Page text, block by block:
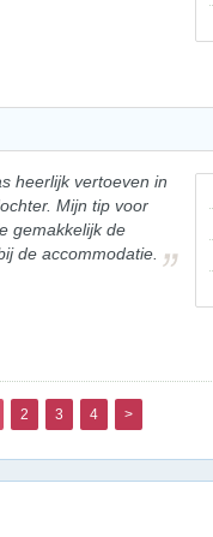
heerlijk vertoeven in
Mijn tip voor
gemakkelijk de
de accommodatie.
2 3 4 >